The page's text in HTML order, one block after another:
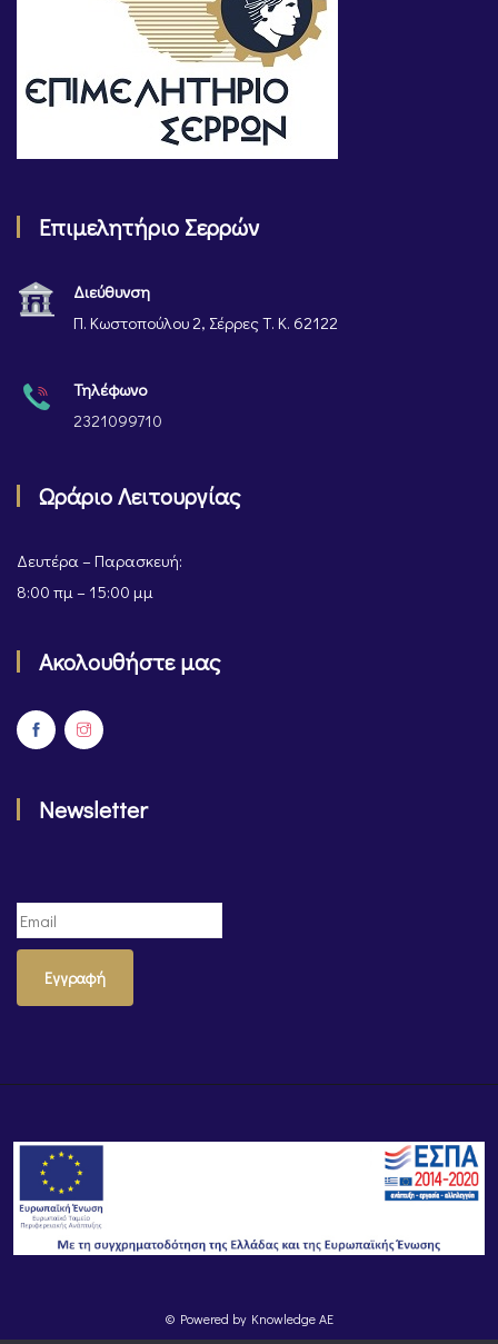
Επιμελητήριο Σερρών
Διεύθυνση
Π. Κωστοπούλου 2, Σέρρες Τ. Κ. 62122
Τηλέφωνο
2321099710
Ωράριο Λειτουργίας
Δευτέρα – Παρασκευή:
8:00 πμ – 15:00 μμ
Ακολουθήστε μας
Newsletter
Εγγραφή
© Powered by Knowledge AE